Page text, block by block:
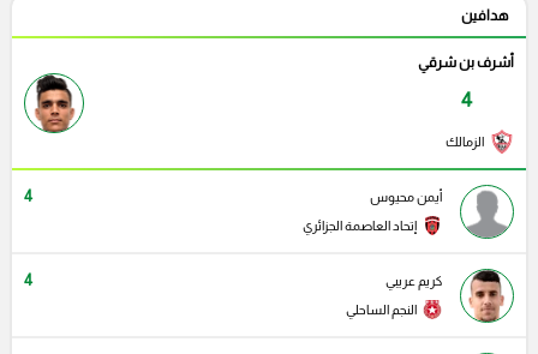
هدافين
أشرف بن شرقي
4
الزمالك
أيمن محيوس 4
إتحاد العاصمة الجزائري
كريم عريبي 4
النجم الساحلي